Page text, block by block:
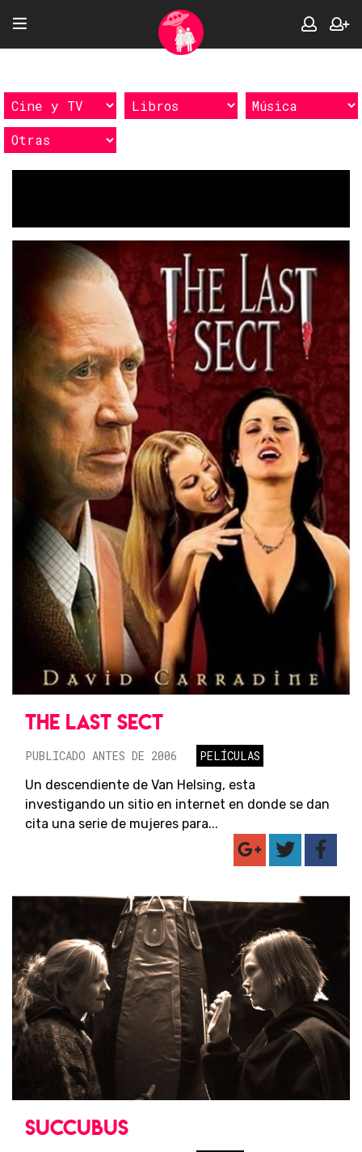
THE LAST SECT
PUBLICADO ANTES DE 2006
PELÍCULAS
Un descendiente de Van Helsing, esta
investigando un sitio en internet en donde se dan
cita una serie de mujeres para...
SUCCUBUS